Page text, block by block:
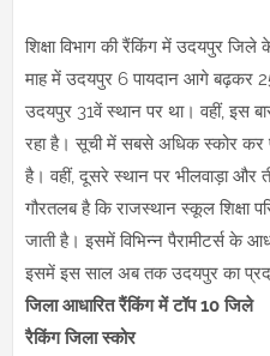
शिक्षा विभाग की रैंकिंग में उदयपुर
माह में उदयपुर 6 पायदान आगे बढ़कर
उदयपुर 31वें स्थान पर था। वहीं, इस
रहा है। सूची में सबसे अधिक स्कोर कर
है। वहीं, दूसरे स्थान पर भीलवाड़ा और
गौरतलब है कि राजस्थान स्कूल शिक्षा
जाती है। इसमें विभिन्न पैरामीटर्स के
इसमें इस साल अब तक उदयपुर का
जिला आधारित रैंकिंग में टॉप 10 जिले
रैकिंग जिला स्कोर